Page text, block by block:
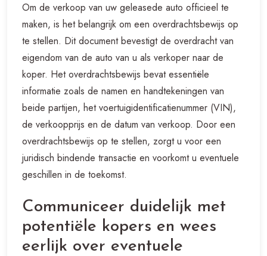
Om de verkoop van uw geleasede auto officieel te
maken, is het belangrijk om een overdrachtsbewijs op
te stellen. Dit document bevestigt de overdracht van
eigendom van de auto van u als verkoper naar de
koper. Het overdrachtsbewijs bevat essentiële
informatie zoals de namen en handtekeningen van
beide partijen, het voertuigidentificatienummer (VIN),
de verkoopprijs en de datum van verkoop. Door een
overdrachtsbewijs op te stellen, zorgt u voor een
juridisch bindende transactie en voorkomt u eventuele
geschillen in de toekomst.
Communiceer duidelijk met
potentiële kopers en wees
eerlijk over eventuele